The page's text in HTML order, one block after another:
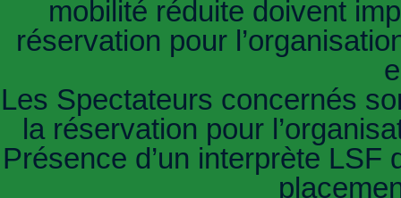
mobilité réduite doivent
réservation pour
Les Spectateurs concernés
la réservation pour
Présence d’un interprète